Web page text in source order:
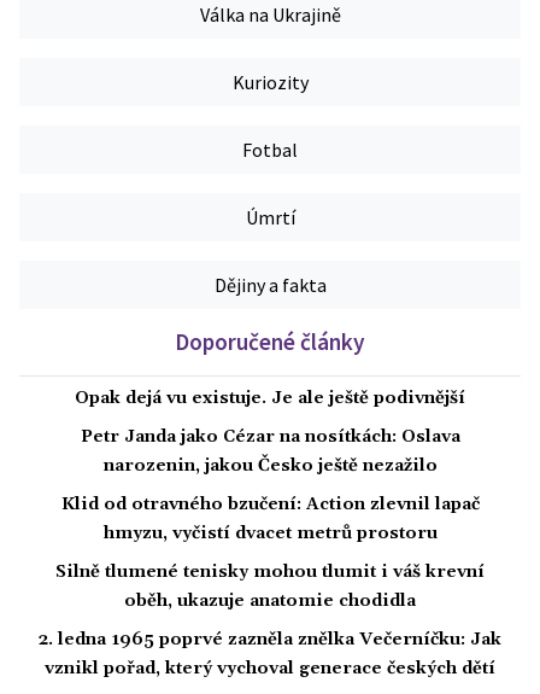
Válka na Ukrajině
Kuriozity
Fotbal
Úmrtí
Dějiny a fakta
Doporučené články
Opak dejá vu existuje. Je ale ještě podivnější
Petr Janda jako Cézar na nosítkách: Oslava
narozenin, jakou Česko ještě nezažilo
Klid od otravného bzučení: Action zlevnil lapač
hmyzu, vyčistí dvacet metrů prostoru
Silně tlumené tenisky mohou tlumit i váš krevní
oběh, ukazuje anatomie chodidla
2. ledna 1965 poprvé zazněla znělka Večerníčku: Jak
vznikl pořad, který vychoval generace českých dětí